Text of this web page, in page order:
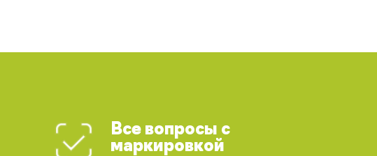
Все вопросы с
маркировкой